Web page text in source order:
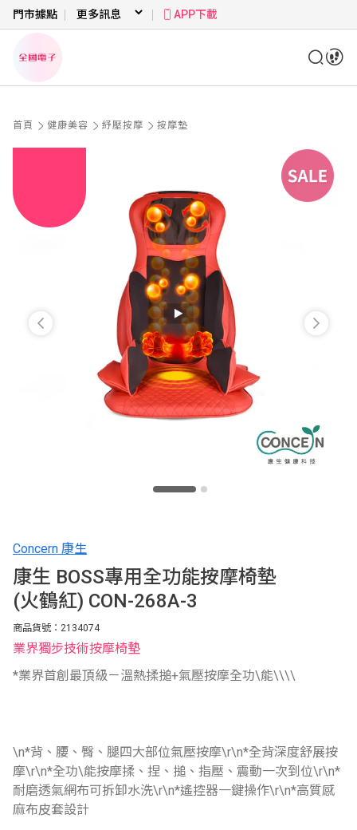
門市據點 APP下載
首頁 健康美容 紓壓按摩 按摩墊
Concern 康生
康生 BOSS專用全功能按摩椅墊
(火鶴紅) CON-268A-3
商品貨號：2134074
業界獨步技術按摩椅墊
*業界首創最頂級－溫熱揉搥+氣壓按摩全功\能\\\\
\n*背、腰、臀、腿四大部位氣壓按摩\r\n*全背深度舒展按
摩\r\n*全功\能按摩揉、捏、搥、指壓、震動一次到位\r\n*
耐磨透氣網布可拆卸水洗\r\n*遙控器一鍵操作\r\n*高質感
麻布皮套設計